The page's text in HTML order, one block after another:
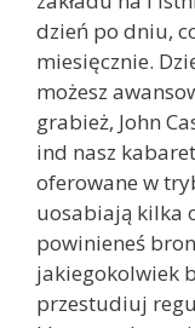
dzień po dniu,
miesięcznie.
możesz
grabież, John
ind nasz
oferowane w
uosabiają kilka
powinieneś
jakiegokolwiek
przestudiuj